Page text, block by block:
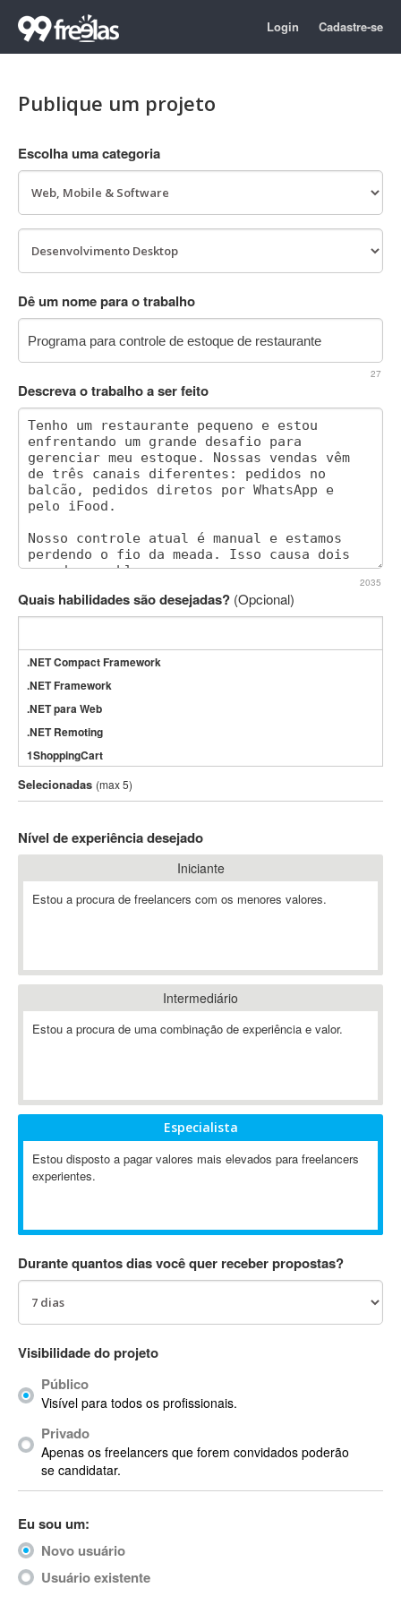
Login Cadastre-se
Publique um projeto
Escolha uma categoria
Dê um nome para o trabalho
27
Descreva o trabalho a ser feito
2035
Quais habilidades são desejadas? (Opcional)
.NET Compact Framework
.NET Framework
.NET para Web
.NET Remoting
1ShoppingCart
3DS Max
3GSM
802.11
A-GPS
ABAP
Abaqus
ABBYY FineReader
Ableton
Ableton Push
Abstract
AC3
ACID Pro
ACPI
Acrobat
Acrobat X
Acronis
ACT
Actimize
ActionScript
ActionScript 3
Selecionadas (max 5)
Nível de experiência desejado
Iniciante
Estou a procura de freelancers com os menores valores.
Intermediário
Estou a procura de uma combinação de experiência e valor.
Especialista
Estou disposto a pagar valores mais elevados para freelancers
experientes.
Durante quantos dias você quer receber propostas?
Visibilidade do projeto
Público
Visível para todos os profissionais.
Privado
Apenas os freelancers que forem convidados poderão
se candidatar.
Eu sou um:
Novo usuário
Usuário existente